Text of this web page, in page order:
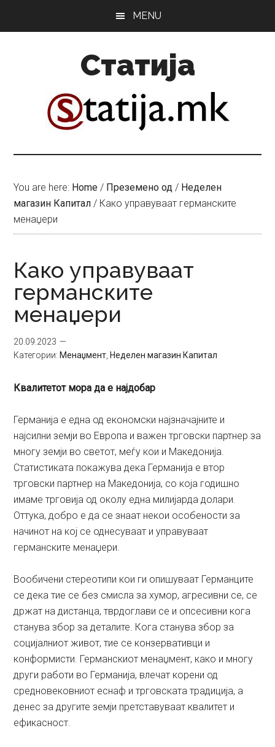
MENU
Статија
You are here: Home / Преземено од / Неделен
магазин Капитал / Како управуваат германските
менаџери
Како управуваат
германските
менаџери
20.09.2023
Категории: Менаџмент Неделен магазин Капитал
Квалитетот мора да е најдобар
Германија е една од економски најзначајните и
најсилни земји во Европа и важен трговски партнер за
многу земји во светот, меѓу кои и Македонија.
Статистиката покажува дека Германија е втор
трговски партнер на Македонија, со која годишно
имаме трговија од околу една милијарда долари.
Оттука, добро е да се знаат некои особености за
начинот на кој се однесуваат и управуваат
германските менаџери.
Вообичени стереотипи кои ги опишуваат Германците
се дека тие се без смисла за хумор, агресивни се, се
држат на дистанца, тврдоглави се и опсесивни кога
станува збор за деталите. Кога станува збор за
социјалниот живот, тие се конзервативци и
конформисти. Германскиот менаџмент, како и многу
други работи во Германија, влечат корени од
средновековниот еснаф и трговската традиција, а
денес за другите земји претставуваат квалитет и
ефикасност.